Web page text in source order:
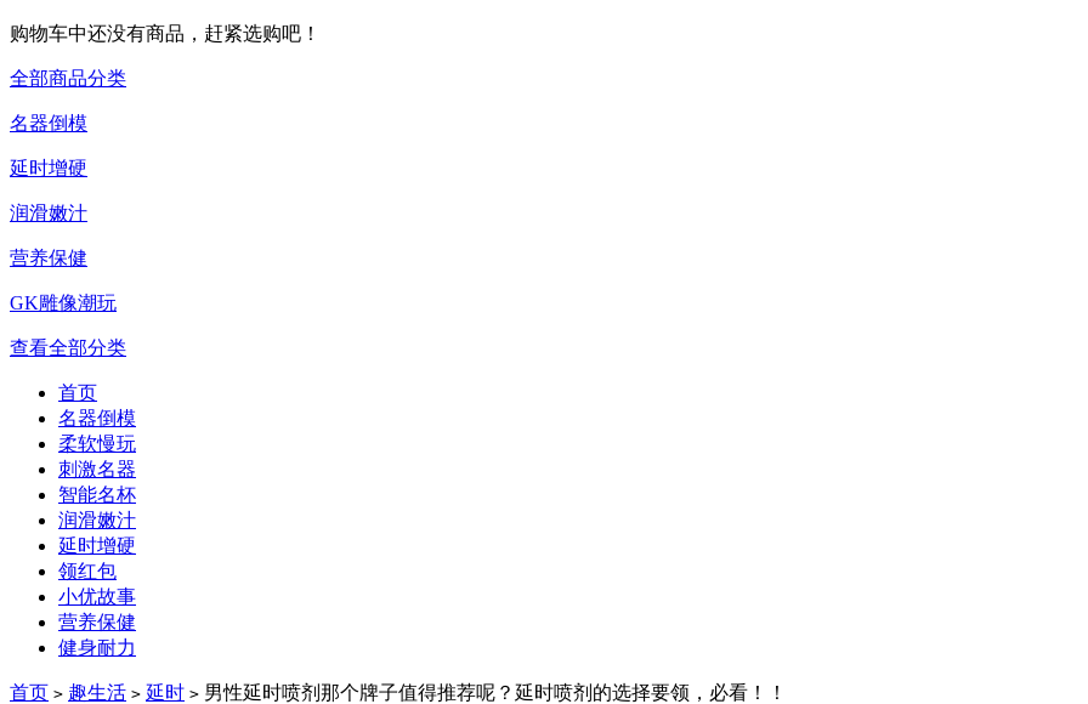
购物车中还没有商品，赶紧选购吧！
全部商品分类
名器倒模
延时增硬
润滑嫩汁
营养保健
GK雕像潮玩
查看全部分类
首页
名器倒模
柔软慢玩
刺激名器
智能名杯
润滑嫩汁
延时增硬
领红包
小优故事
营养保健
健身耐力
首页 > 趣生活 > 延时 > 男性延时喷剂那个牌子值得推荐呢？延时喷剂的选择要领，必看！！